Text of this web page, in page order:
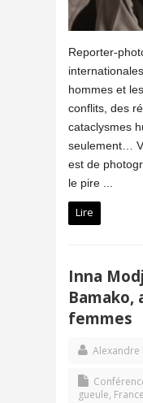
Reporter-
hommes et
conflits, des
cataclysmes
seulement…
est de
le pire ...
Lire
Inna
Bamako,
femmes
Alexandre
gueule, France